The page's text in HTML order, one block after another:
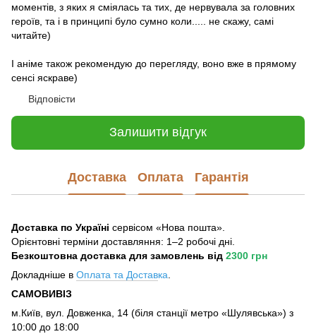
моментів, з яких я сміялась та тих, де нервувала за головних
героїв, та і в принципі було сумно коли..... не скажу, самі
читайте)
І аніме також рекомендую до перегляду, воно вже в прямому
сенсі яскраве)
Відповісти
Залишити відгук
Доставка Оплата Гарантія
Доставка по Україні сервісом «Нова пошта».
Орієнтовні терміни доставляння: 1–2 робочі дні.
Безкоштовна доставка для замовлень від 2300 грн
Докладніше в Оплата та Доставка
САМОВИВІЗ
м.Київ, вул. Довженка, 14 (біля станції метро «Шулявська») з
10:00 до 18:00